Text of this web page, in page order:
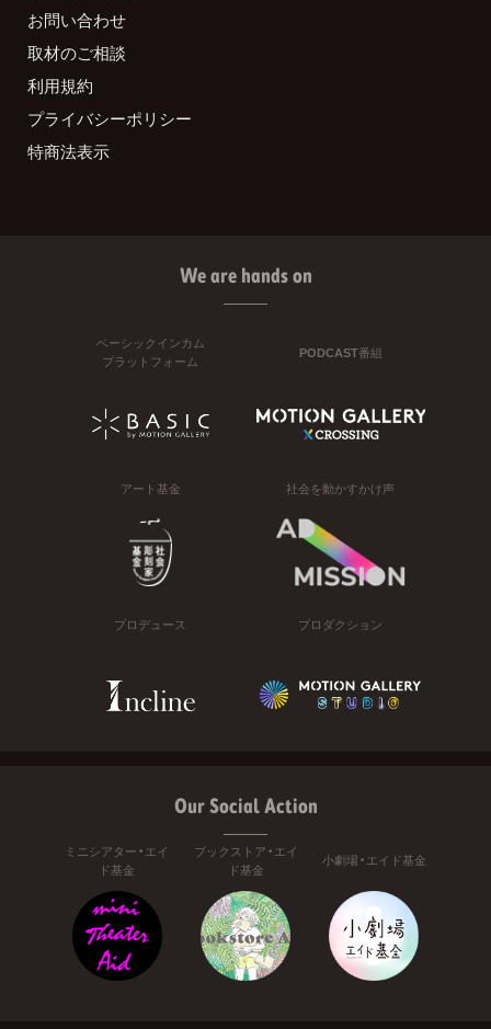
お問い合わせ
取材のご相談
利用規約
プライバシーポリシー
特商法表示
We are hands on
ベーシックインカム
プラットフォーム
PODCAST番組
アート基金 社会を動かすかけ声
プロデュース プロダクション
Our Social Action
ミニシアター・エイ
ド基金
ブックストア・エイ
ド基金
小劇場・エイド基金